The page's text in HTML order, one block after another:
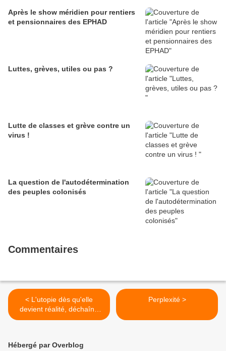
Après le show méridien pour rentiers
et pensionnaires des EPHAD
Luttes, grèves, utiles ou pas ?
Lutte de classes et grève contre un
virus !
La question de l'autodétermination
des peuples colonisés
Commentaires
< L'utopie dès qu'elle
devient réalité, déchaîne
chez les nantis une soif de
Perplexité >
Hébergé par Overblog